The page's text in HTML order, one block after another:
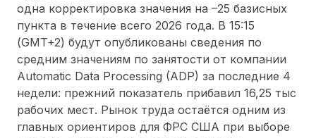
одна корректировка значения на –25 базисных
пункта в течение всего 2026 года. В 15:15
(GMT+2) будут опубликованы сведения по
средним значениям по занятости от компании
Automatic Data Processing (ADP) за последние 4
недели: прежний показатель прибавил 16,25 тыс
рабочих мест. Рынок труда остаётся одним из
главных ориентиров для ФРС США при выборе